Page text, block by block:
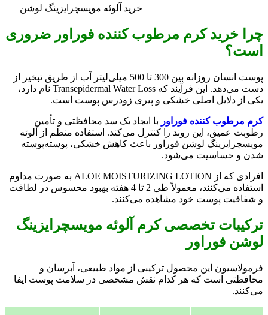
خرید آلوئه مویسچرایزینگ لوشن
چرا خرید کرم مرطوب کننده فوراور ضروری
است؟
پوست انسان روزانه بین 300 تا 500 میلی‌لیتر آب از طریق تبخیر از
دست می‌دهد. این فرآیند که Transepidermal Water Loss نام دارد،
یکی از دلایل اصلی خشکی و پیری زودرس پوست است.
کرم مرطوب کننده فوراور با ایجاد یک سد محافظتی و تأمین
رطوبت عمیق، این روند را کنترل می‌کند. استفاده منظم از آلوئه
مویسچرایزینگ لوشن فوراور باعث کاهش خشکی، پوسته‌پوسته
شدن و حساسیت می‌شود.
افرادی که از ALOE MOISTURIZING LOTION به صورت مداوم
استفاده می‌کنند، معمولاً طی 2 تا 4 هفته بهبود محسوس در لطافت
و شفافیت پوست خود مشاهده می‌کنند.
ترکیبات تخصصی کرم آلوئه مویسچرایزینگ
لوشن فوراور
فرمولاسیون این محصول ترکیبی از مواد طبیعی، آبرسان و
محافظتی است که هر کدام نقش مشخصی در سلامت پوست ایفا
می‌کنند.